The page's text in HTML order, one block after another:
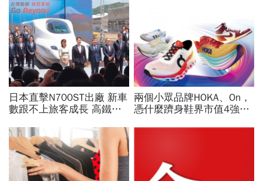
日本直擊N700ST出廠 新車
數跟不上旅客成長 高鐵遇3
價
兩個小眾品牌HOKA、On，
憑什麼躋身鞋界市值4強、